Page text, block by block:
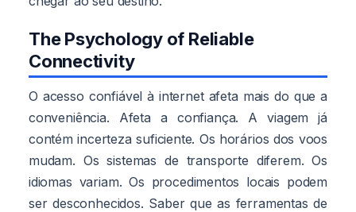
The Psychology of Reliable
Connectivity
O acesso confiável à internet afeta mais do que a
conveniência. Afeta a confiança. A viagem já
contém incerteza suficiente. Os horários dos voos
mudam. Os sistemas de transporte diferem. Os
idiomas variam. Os procedimentos locais podem
ser desconhecidos. Saber que as ferramentas de